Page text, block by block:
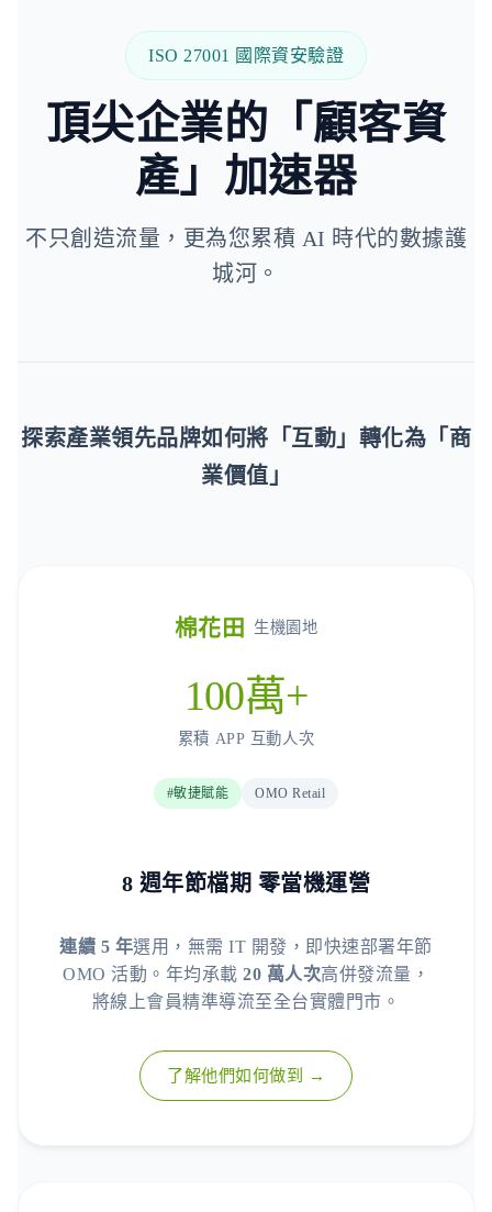
ISO 27001 國際資安驗證
頂尖企業的「顧客資
產」加速器
不只創造流量，更為您累積 AI 時代的數據護
城河。
探索產業領先品牌如何將「互動」轉化為「商
業價值」
棉花田 生機園地
100萬+
累積 APP 互動人次
#敏捷賦能 OMO Retail
8 週年節檔期 零當機運營
連續 5 年選用，無需 IT 開發，即快速部署年節
OMO 活動。年均承載 20 萬人次高併發流量，
將線上會員精準導流至全台實體門市。
了解他們如何做到 →